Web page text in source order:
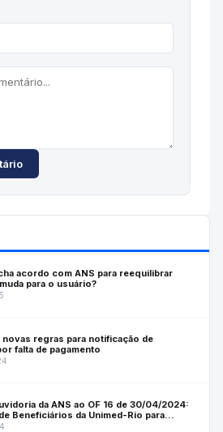
acordo com ANS para reequilibrar
para o usuário?
regras para notificação de
falta de pagamento
da ANS ao OF 16 de 30/04/2024:
Beneficiários da Unimed-Rio para